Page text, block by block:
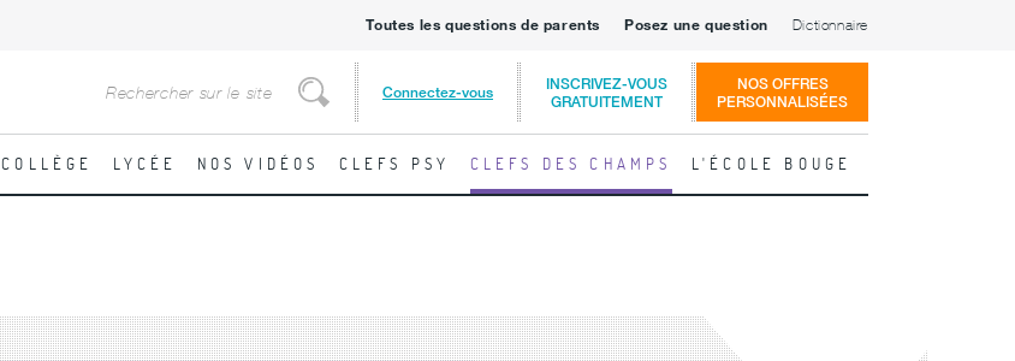
Toutes les questions de parents Posez une question Dictionnaire
Rechercher
Connectez-vous
INSCRIVEZ-VOUS
GRATUITEMENT
NOS OFFRES
PERSONNALISÉES
COLLÈGE LYCÉE NOS VIDÉOS CLEFS PSY CLEFS DES CHAMPS L'ÉCOLE BOUGE